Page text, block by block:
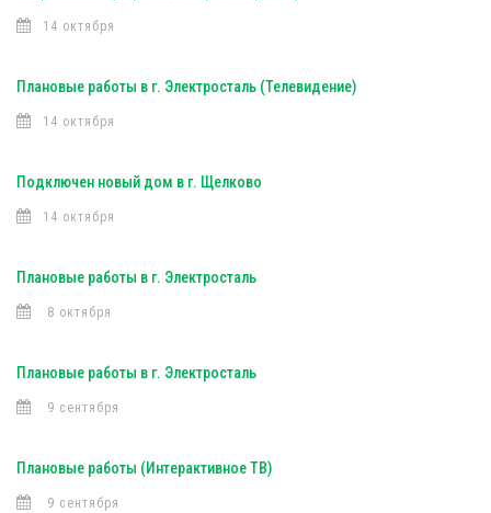
14 октября
Плановые работы в г. Электросталь (Телевидение)
14 октября
Подключен новый дом в г. Щелково
14 октября
Плановые работы в г. Электросталь
8 октября
Плановые работы в г. Электросталь
9 сентября
Плановые работы (Интерактивное ТВ)
9 сентября